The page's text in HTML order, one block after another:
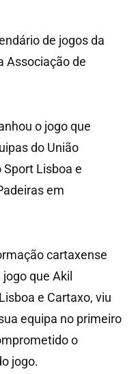
de jogos da
Associação de
o jogo que
do União
Lisboa e
em
cartaxense
que Akil
e Cartaxo, viu
equipa no primeiro
o
jogo.